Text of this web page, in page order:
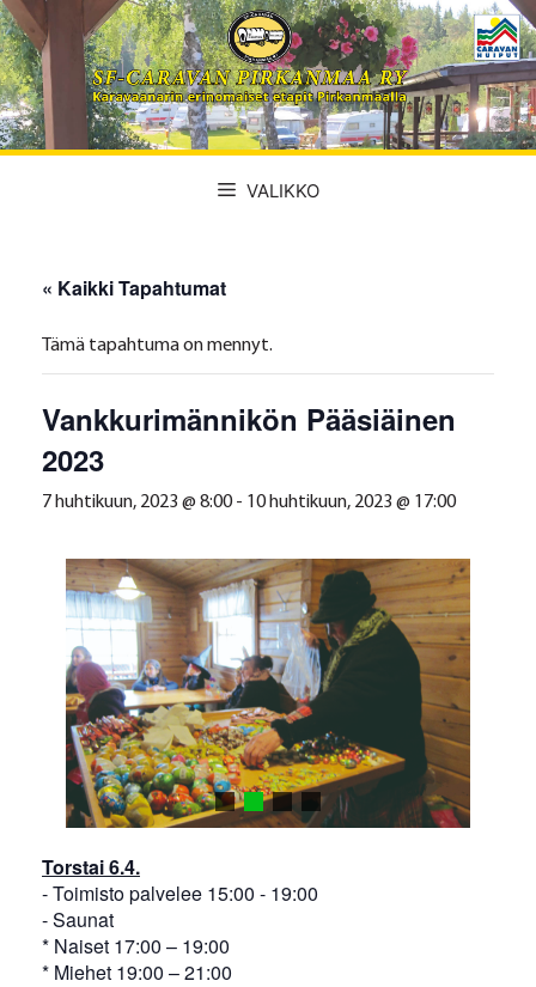
Siirry
sisältöön
VALIKKO
« Kaikki Tapahtumat
Tämä tapahtuma on mennyt.
Vankkurimännikön Pääsiäinen
2023
7 huhtikuun, 2023 @ 8:00- 10 huhtikuun, 2023 @ 17:00
Torstai 6.4.
- Toimisto palvelee 15:00 - 19:00
- Saunat
* Naiset 17:00 – 19:00
* Miehet 19:00 – 21:00